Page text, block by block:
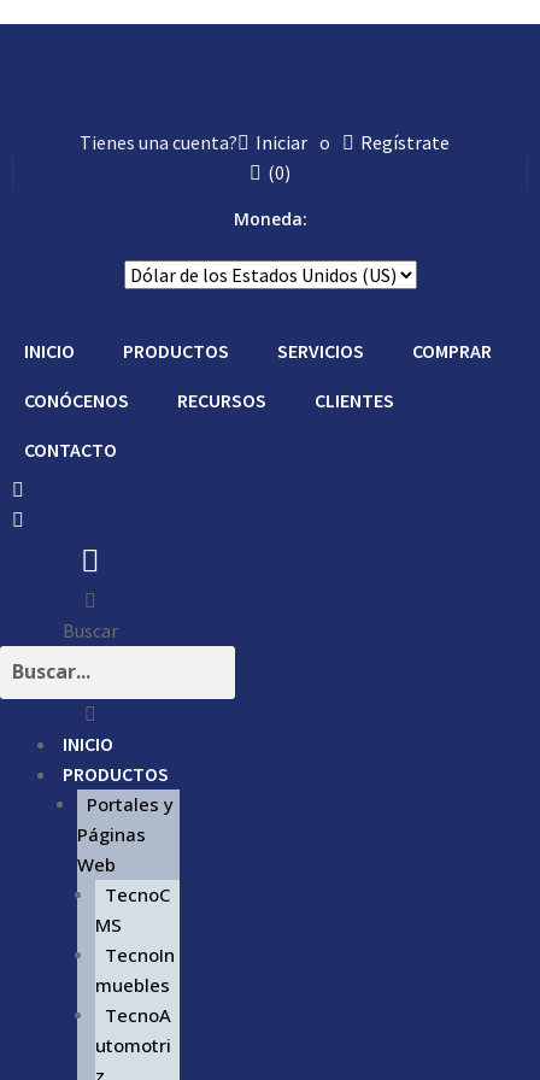
Tienes una cuenta? Iniciar o
Regístrate
(0)
Moneda:
INICIO PRODUCTOS SERVICIOS COMPRAR
CONÓCENOS RECURSOS CLIENTES
CONTACTO
Buscar
INICIO
PRODUCTOS
Portales y
Páginas
Web
TecnoC
MS
TecnoIn
muebles
TecnoA
utomotri
Con Asistencia